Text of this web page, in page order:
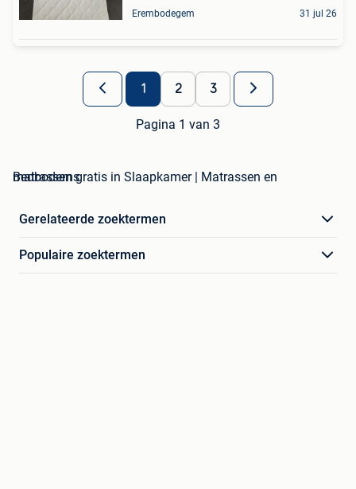
Erembodegem 31 jul 26
1 2 3
Pagina 1 van 3
matrassen gratis in Slaapkamer | Matrassen en Bedbodems
Gerelateerde zoektermen
Populaire zoektermen